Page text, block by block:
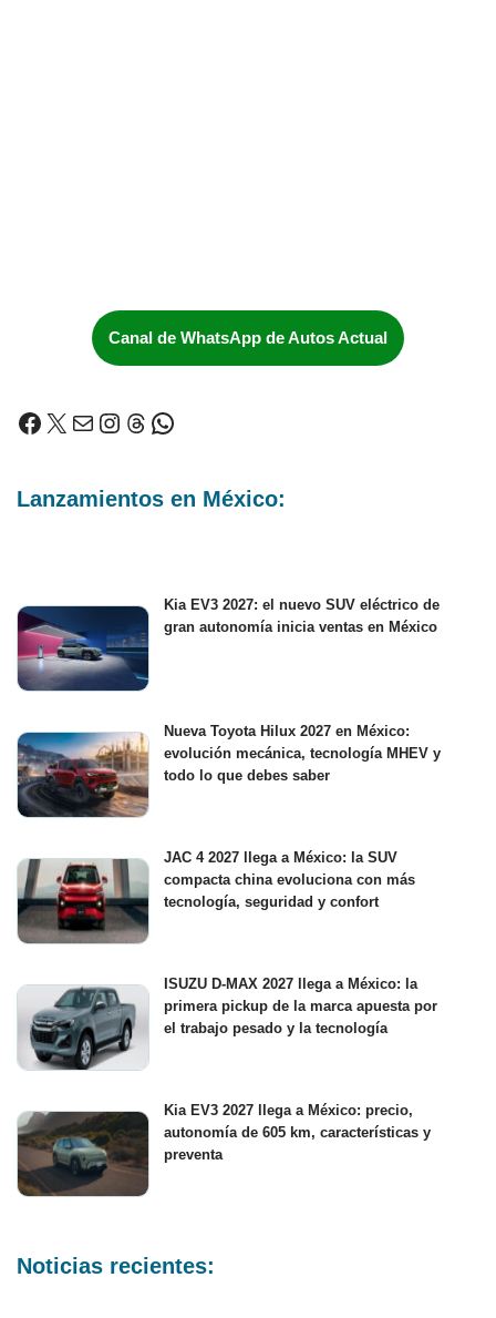
Canal de WhatsApp de Autos Actual
Lanzamientos en México:
Kia EV3 2027: el nuevo SUV eléctrico de
gran autonomía inicia ventas en México
Nueva Toyota Hilux 2027 en México:
evolución mecánica, tecnología MHEV y
todo lo que debes saber
JAC 4 2027 llega a México: la SUV
compacta china evoluciona con más
tecnología, seguridad y confort
ISUZU D-MAX 2027 llega a México: la
primera pickup de la marca apuesta por
el trabajo pesado y la tecnología
Kia EV3 2027 llega a México: precio,
autonomía de 605 km, características y
preventa
Noticias recientes: